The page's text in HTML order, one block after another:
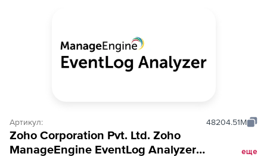
Артикул: 48204.51M
Zoho Corporation Pvt. Ltd. Zoho
ManageEngine EventLog Analyzer
еще